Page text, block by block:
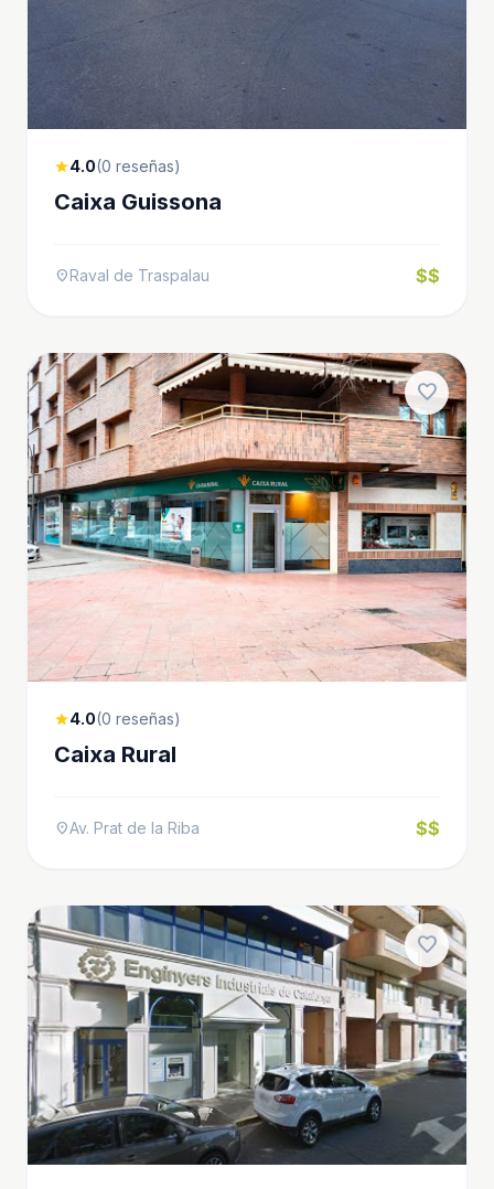
star4.0(0 reseñas)
Caixa Guissona
location_onRaval de Traspalau $$
favorite
star4.0(0 reseñas)
Caixa Rural
location_onAv. Prat de la Riba $$
favorite